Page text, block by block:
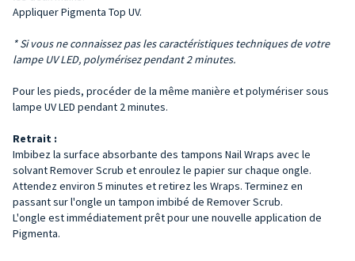
Appliquer Pigmenta Top UV.
* Si vous ne connaissez pas les caractéristiques techniques de votre
lampe UV LED, polymérisez pendant 2 minutes.
Pour les pieds, procéder de la même manière et polymériser sous
lampe UV LED pendant 2 minutes.
Retrait :
Imbibez la surface absorbante des tampons Nail Wraps avec le
solvant Remover Scrub et enroulez le papier sur chaque ongle.
Attendez environ 5 minutes et retirez les Wraps. Terminez en
passant sur l'ongle un tampon imbibé de Remover Scrub.
L'ongle est immédiatement prêt pour une nouvelle application de
Pigmenta.